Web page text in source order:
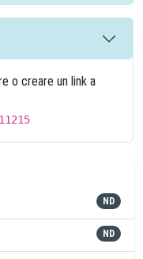
o creare un link a
ND
ND